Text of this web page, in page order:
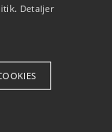
Detaljer